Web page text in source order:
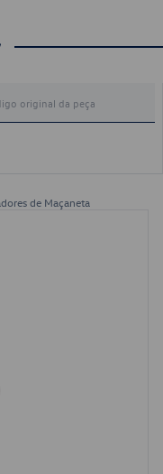
de Maçaneta